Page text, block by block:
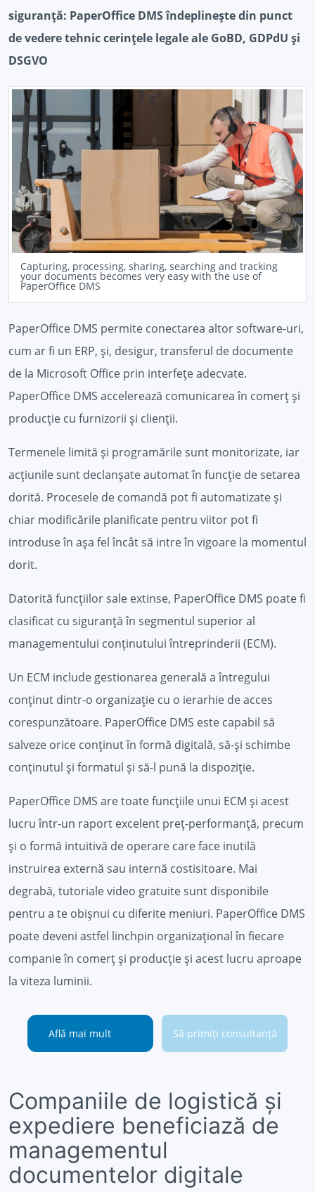
siguranță: PaperOffice DMS îndeplinește din punct
de vedere tehnic cerințele legale ale GoBD, GDPdU și
DSGVO
Capturing, processing, sharing, searching and tracking
your documents becomes very easy with the use of
PaperOffice DMS
PaperOffice DMS permite conectarea altor software-uri,
cum ar fi un ERP, și, desigur, transferul de documente
de la Microsoft Office prin interfețe adecvate.
PaperOffice DMS accelerează comunicarea în comerț și
producție cu furnizorii și clienții.
Termenele limită și programările sunt monitorizate, iar
acțiunile sunt declanșate automat în funcție de setarea
dorită. Procesele de comandă pot fi automatizate și
chiar modificările planificate pentru viitor pot fi
introduse în așa fel încât să intre în vigoare la momentul
dorit.
Datorită funcțiilor sale extinse, PaperOffice DMS poate fi
clasificat cu siguranță în segmentul superior al
managementului conținutului întreprinderii (ECM).
Un ECM include gestionarea generală a întregului
conținut dintr-o organizație cu o ierarhie de acces
corespunzătoare. PaperOffice DMS este capabil să
salveze orice conținut în formă digitală, să-și schimbe
conținutul și formatul și să-l pună la dispoziție.
PaperOffice DMS are toate funcțiile unui ECM și acest
lucru într-un raport excelent preț-performanță, precum
și o formă intuitivă de operare care face inutilă
instruirea externă sau internă costisitoare. Mai
degrabă, tutoriale video gratuite sunt disponibile
pentru a te obișnui cu diferite meniuri. PaperOffice DMS
poate deveni astfel linchpin organizațional în fiecare
companie în comerț și producție și acest lucru aproape
la viteza luminii.
Află mai mult Să primiți consultanță
Companiile de logistică și
expediere beneficiază de
managementul
documentelor digitale